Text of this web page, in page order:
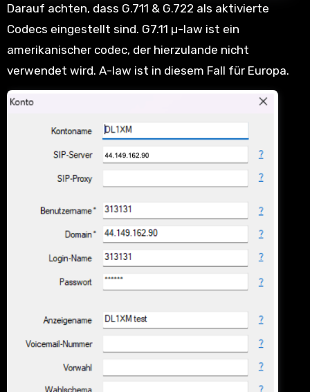
Darauf achten, dass G.711 & G.722 als aktivierte
Codecs eingestellt sind. G7.11 µ-law ist ein
amerikanischer codec, der hierzulande nicht
verwendet wird. A-law ist in diesem Fall für Europa.